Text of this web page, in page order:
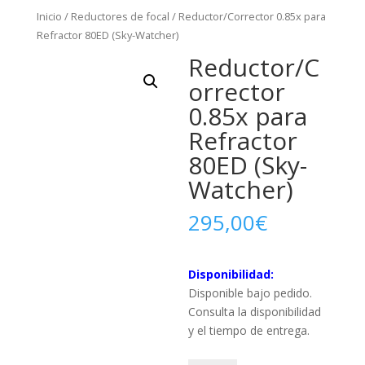
Inicio / Reductores de focal / Reductor/Corrector 0.85x para
Refractor 80ED (Sky-Watcher)
Reductor/C
orrector
0.85x para
Refractor
80ED (Sky-
Watcher)
295,00€
Disponibilidad:
Disponible bajo pedido.
Consulta la disponibilidad
y el tiempo de entrega.